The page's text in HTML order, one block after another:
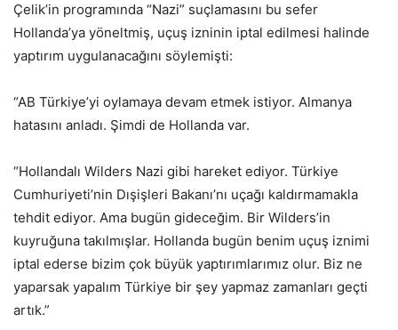
Çelik’in programında “Nazi” suçlamasını bu sefer
Hollanda’ya yöneltmiş, uçuş izninin iptal edilmesi halinde
yaptırım uygulanacağını söylemişti:
“AB Türkiye’yi oylamaya devam etmek istiyor. Almanya
hatasını anladı. Şimdi de Hollanda var.
“Hollandalı Wilders Nazi gibi hareket ediyor. Türkiye
Cumhuriyeti’nin Dışişleri Bakanı’nı uçağı kaldırmamakla
tehdit ediyor. Ama bugün gideceğim. Bir Wilders’in
kuyruğuna takılmışlar. Hollanda bugün benim uçuş iznimi
iptal ederse bizim çok büyük yaptırımlarımız olur. Biz ne
yaparsak yapalım Türkiye bir şey yapmaz zamanları geçti
artık.”